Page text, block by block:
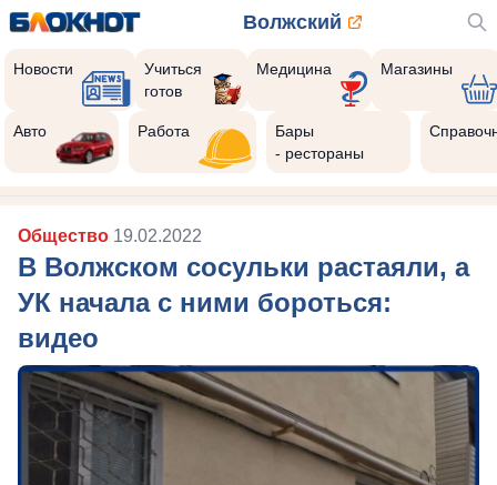
Волжский
Новости
Учиться
готов
Медицина Магазины
Авто Работа
Бары
- рестораны
Общество 19.02.2022
В Волжском сосульки растаяли, а
УК начала с ними бороться:
видео